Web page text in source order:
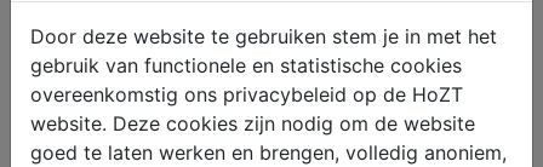
Door deze website te gebruiken stem je in met het
gebruik van functionele en statistische cookies
overeenkomstig ons privacybeleid op de HoZT
website. Deze cookies zijn nodig om de website
goed te laten werken en brengen, volledig anoniem,